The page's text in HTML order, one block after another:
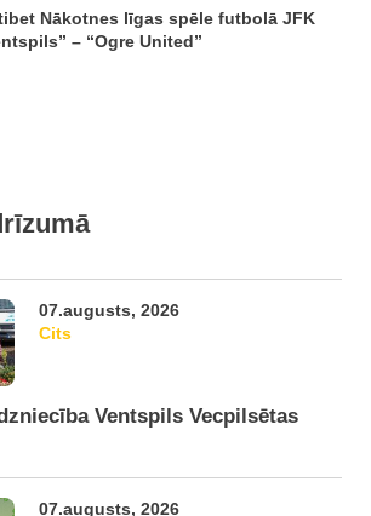
Nākotnes līgas spēle futbolā JFK
– “Ogre United”
07.augusts, 2026
Cits
Ventspils Vecpilsētas
07.augusts, 2026